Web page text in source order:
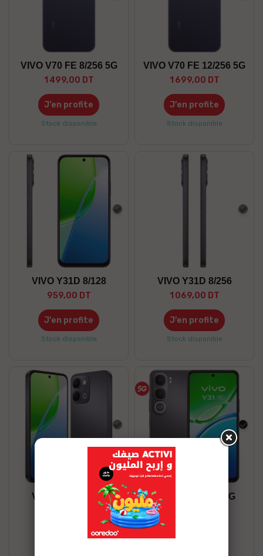
VIVO V70 FE 8/256 5G
1 499,00 DT
J’en profite
Stock disponible
VIVO V70 FE 12/256 5G
1 699,00 DT
J’en profite
Stock disponible
VIVO Y31D 8/128
959,00 DT
Gris
J’en profite
Stock disponible
VIVO Y31D 8/256
1 069,00 DT
Gris
J’en profite
Stock disponible
VIVO Y31D 6/128
Gris
J’en profite
VIVO Y31 8/256 5G
Noir